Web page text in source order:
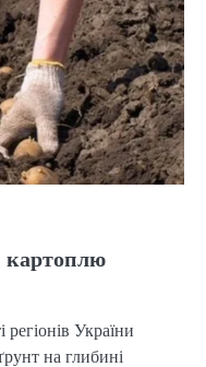
картоплю
України
на глибині